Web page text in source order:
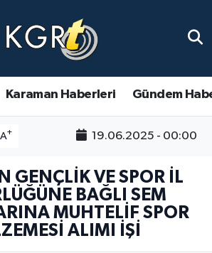
Karaman Haberleri Gündem
A+ 19.06.2025 - 00:00
GENÇLİK VE SPOR İL
BAĞLI SEM
MUHTELİF SPOR
ALIMI İŞİ